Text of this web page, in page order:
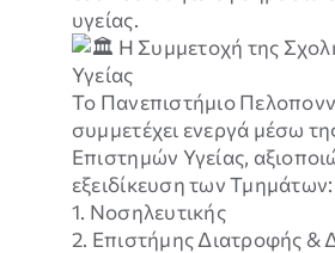
υγείας.
Η Συμμετοχή της
Υγείας
Το Πανεπιστήμιο
συμμετέχει ενεργά μέσω
Επιστημών Υγείας,
εξειδίκευση των Τμημάτων:
1. Νοσηλευτικής
2. Επιστήμης Διατροφής &